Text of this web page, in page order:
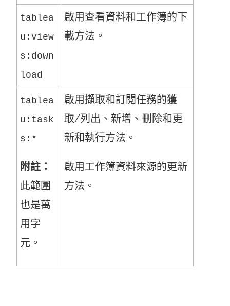
tablea
u:view
s:down
load
啟用查看資料和工作簿的下
載方法。
tablea
u:task
s:*
附註：
此範圍
也是萬
用字
元。
啟用擷取和訂閱任務的獲
取/列出、新增、刪除和更
新和執行方法。
啟用工作簿資料來源的更新
方法。